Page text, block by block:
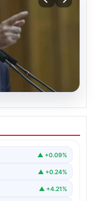
da
▲ +0.09%
▲ +0.24%
▲ +4.21%